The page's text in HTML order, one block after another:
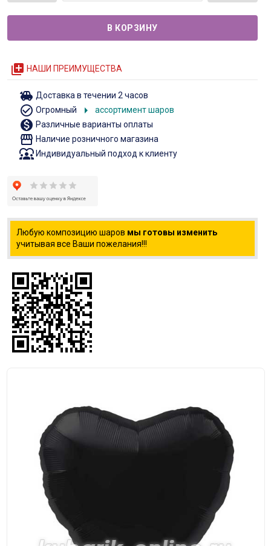
queue НАШИ ПРЕИМУЩЕСТВА
toys Доставка в течении 2 часов
check_circle_outline Огромный arrow_right ассортимент шаров
monetization_on Различные варианты оплаты
storefront Наличие розничного магазина
diversity_1Индивидуальный подход к клиенту
Любую композицию шаров мы готовы изменить
учитывая все Ваши пожелания!!!